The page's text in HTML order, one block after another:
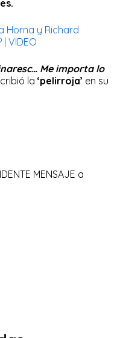
Horna y Richard
VIDEO
Me importa lo
la ‘pelirroja’ en su
MENSAJE a